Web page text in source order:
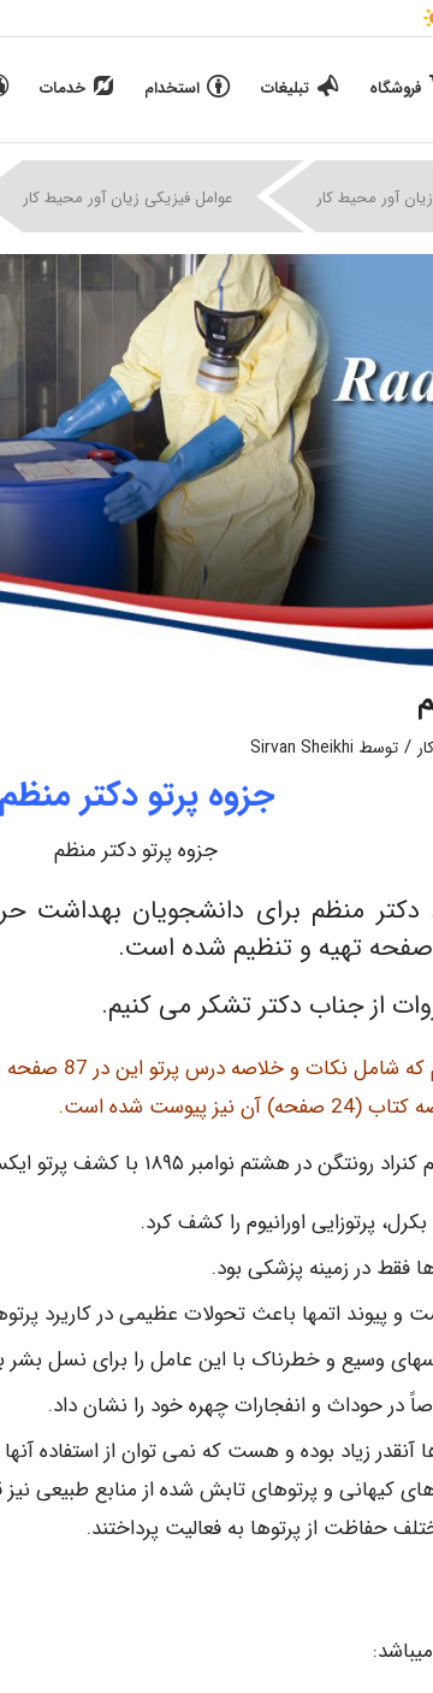
فروشگاه تبلیغات استخدام خدمات
آور محیط کار عوامل فیزیکی زیان آور محیط کار
/ توسط Sirvan Sheikhi
جزوه پرتو دکتر منظم
جزوه پرتو دکتر منظم
از جناب دکتر تشکر می کنیم.
جزوه کلاسی
پیوست شده است.
نوامبر ۱۸۹۵ با کشف پرتو ایکس بنا تهاده شد.
پرتوزایی اورانیوم را کشف کرد.
فقط در زمینه پزشکی بود.
و پیوند اتمها باعث تحولات عظیمی در کاریرد
وسیع و خطرناک با این عامل را برای نسل بشر
در حوداث و انفجارات چهره خود را نشان داد.
آنقدر زیاد بوده و هست که نمی توان از استفاده
کیهانی و پرتوهای تابش شده از منابع طبیعی نیز
از پرتوها به فعالیت پرداختند.